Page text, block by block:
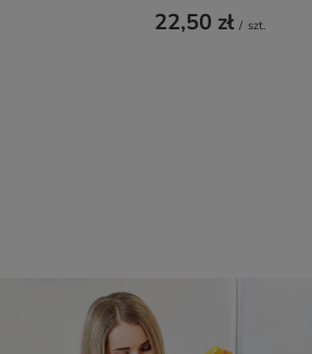
22,50 zł / szt.